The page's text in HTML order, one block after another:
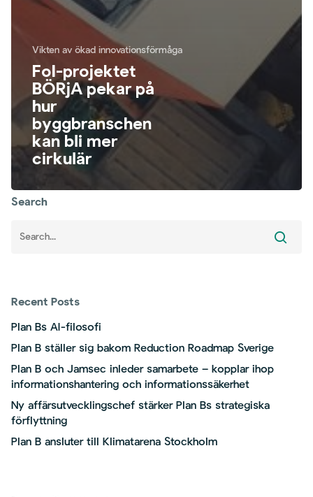
Vikten av ökad innovationsförmåga
FoI-projektet
BÖRjA pekar på
hur
byggbranschen
kan bli mer
cirkulär
Search
Recent Posts
Plan Bs AI-filosofi
Plan B ställer sig bakom Reduction Roadmap Sverige
Plan B och Jamsec inleder samarbete – kopplar ihop
informationshantering och informationssäkerhet
Ny affärsutvecklingschef stärker Plan Bs strategiska
förflyttning
Plan B ansluter till Klimatarena Stockholm